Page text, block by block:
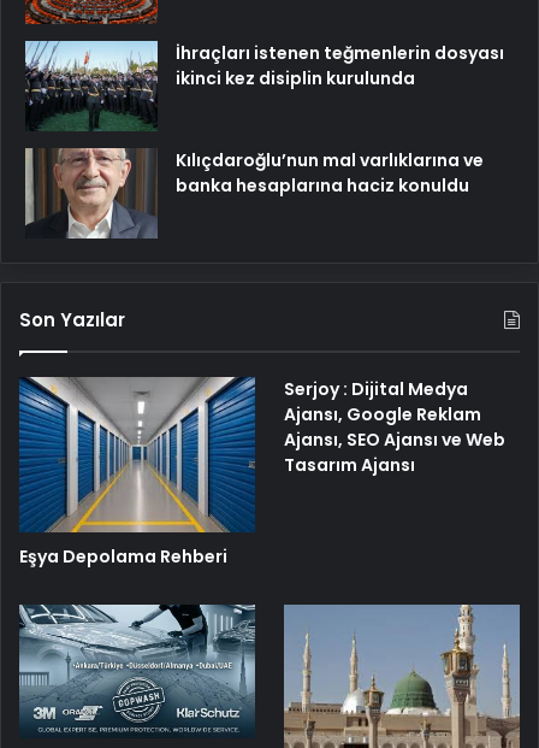
İhraçları istenen teğmenlerin dosyası
ikinci kez disiplin kurulunda
Kılıçdaroğlu’nun mal varlıklarına ve
banka hesaplarına haciz konuldu
Son Yazılar
Eşya Depolama Rehberi
Serjoy : Dijital Medya
Ajansı, Google Reklam
Ajansı, SEO Ajansı ve Web
Tasarım Ajansı